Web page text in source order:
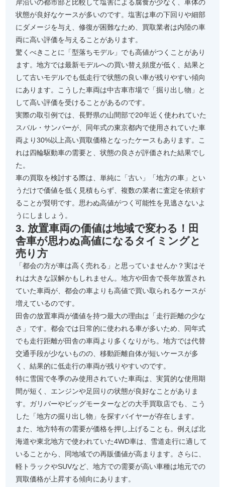
岸沿いの都市部と比較して塩害による腐食が少なく、車体の
状態が良好なケースが多いのです。塩害は車の下回りや細部
にダメージを与え、修復が困難なため、買取業者は内陸の車
両に高い評価を与えることがあります。
驚くべきことに「型落ちモデル」でも高値がつくことがあり
ます。地方では最新モデルへの買い替え頻度が低く、結果と
して古いモデルでも低走行で状態の良い車が残りやすい傾向
にあります。こうした車両は中古車市場で「掘り出し物」と
して高い評価を受けることがあるのです。
実際の取引例では、長野県の山間部で20年近く使われていた
スバル・サンバーが、同年式の東京都内で使用されていた車
両より30%以上高い買取価格となったケースもあります。こ
れは四輪駆動車の需要と、状態の良さが評価された結果でし
た。
車の買取を検討する際は、単純に「古い」「地方の車」とい
うだけで価値を低く見積もらず、複数の業者に査定を依頼す
ることが賢明です。思わぬ高値がつく可能性を見逃さないよ
うにしましょう。
3. 放置車両の価値は地域で変わる！田
舎車が思わぬ高値になるタイミングと
売り方
「都会の方が車は高く売れる」と思っていませんか？実はそ
れは大きな誤解かもしれません。地方や田舎で長年放置され
ていた車両が、都会の車よりも高値で買い取られるケースが
増えているのです。
田舎の放置車両が価値を持つ最大の理由は「走行距離の少な
さ」です。都会では日常的に使われる車が多いため、同年式
でも走行距離が田舎の車両より多くなりがち。地方では代替
交通手段が少ないものの、移動距離自体が短いケースが多
く、結果的に低走行の車両が残りやすいのです。
特に雪国で冬季のみ使用されていた車両は、実質的な使用期
間が短く、エンジンや足回りの状態が良好なことがありま
す。ガリバーやビッグモーターなどの大手買取店でも、こう
した「地方の掘り出し物」を探すバイヤーが存在します。
また、地方特有の需要が価格を押し上げることも。例えば北
海道や東北地方で使われていた4WD車は、雪道走行に適して
いることから、同地域での再販価値が高まります。さらに、
軽トラックやSUVなど、地方での需要が高い車種は地元での
買取価格が上昇する傾向にあります。